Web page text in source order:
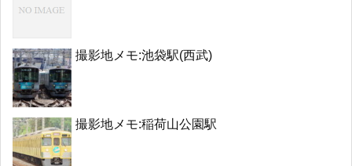
撮影地メモ:池袋駅(西武)
撮影地メモ:稲荷山公園駅